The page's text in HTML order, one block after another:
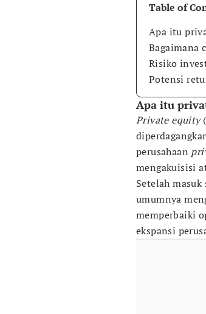
Table of
Apa itu
Bagaimana
Risiko
Potensi
Apa itu
Private equity
perusahaan
mengakuisisi
Setelah masuk
umumnya
memperbaiki
ekspansi